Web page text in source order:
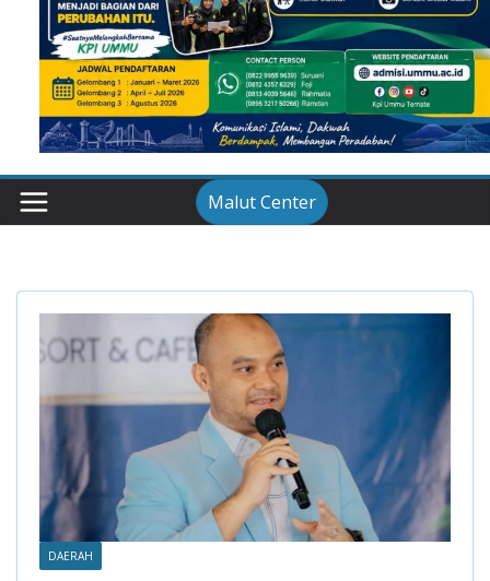
Malut Center
DAERAH